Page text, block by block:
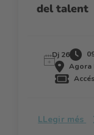
del talent
Dj 26
Agora
LLegir més